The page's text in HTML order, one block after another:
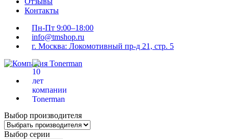
Контакты
Пн-Пт 9:00–18:00
info@tmshop.ru
г. Москва: Локомотивный пр-д 21, стр. 5
Выбор производителя
Выбор серии